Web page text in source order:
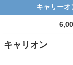
キャリーオ
キャリオン